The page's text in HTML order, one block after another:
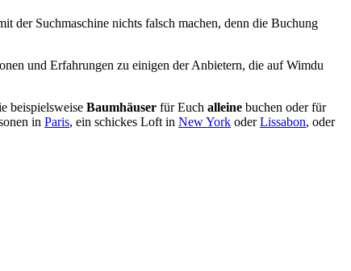
der Suchmaschine nichts falsch machen, denn die Buchung
und Erfahrungen zu einigen der Anbietern, die auf Wimdu
beispielsweise Baumhäuser für Euch alleine buchen oder für
in Paris, ein schickes Loft in New York oderLissabon, oder